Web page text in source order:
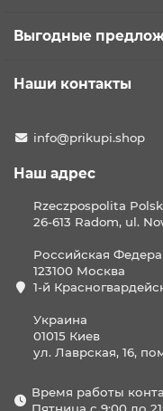
Выгодные
Наши контакты
info@prikupi.shop
Наш адрес
Rzeczpospolita
26-613 Radom, ul.
Российская
123100 Москва
1-й
Украина
01015 Киев
ул. Лаврская, 16,
Время работы